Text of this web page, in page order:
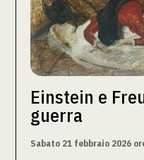
Einstein e
guerra
Sabato 21 febbraio 2026